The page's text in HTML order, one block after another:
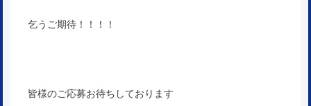
乞うご期待！！！！
皆様のご応募お待ちしております